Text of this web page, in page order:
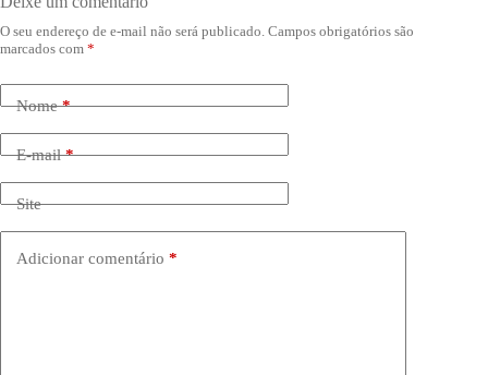
O seu endereço de e-mail não será publicado. Campos obrigatórios são
marcados com *
Nome*
E-mail*
Site
Adicionar comentário *